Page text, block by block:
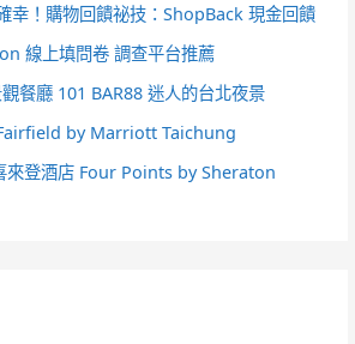
幸！購物回饋祕技：ShopBack 現金回饋
線上填問卷 調查平台推薦
餐廳 101 BAR88 迷人的台北夜景
by Marriott Taichung
來登酒店 Four Points by Sheraton